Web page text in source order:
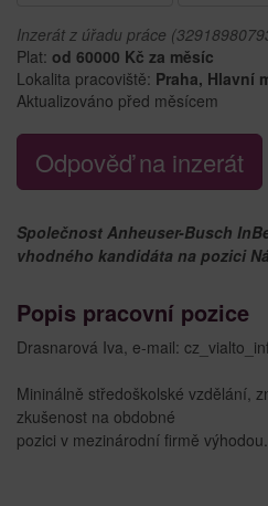
Inzerát z úřadu práce
Plat: od 60000 Kč za měsíc
Lokalita pracoviště: Praha, Hlavní
Aktualizováno před měsícem
Odpověď na inzerát
Společnost Anheuser-Busch
vhodného kandidáta na pozici
Popis pracovní pozice
Drasnarová Iva, e-mail:
Mininálně středoškolské vzdělání,
zkušenost na obdobné
pozici v mezinárodní firmě výhodou.